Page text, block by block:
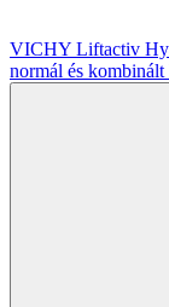
VICHY Liftactiv
normál és